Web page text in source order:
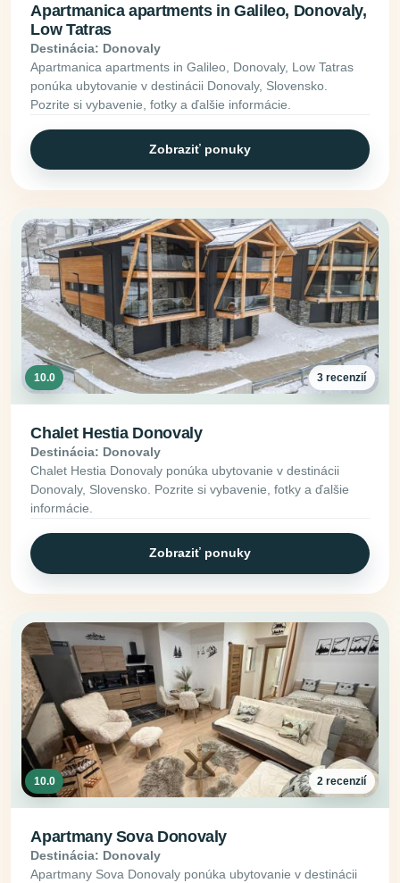
Apartmanica apartments in Galileo, Donovaly,
Low Tatras
Destinácia: Donovaly
Apartmanica apartments in Galileo, Donovaly, Low Tatras
ponúka ubytovanie v destinácii Donovaly, Slovensko.
Pozrite si vybavenie, fotky a ďalšie informácie.
Zobraziť ponuky
10.0 3 recenzií
Chalet Hestia Donovaly
Destinácia: Donovaly
Chalet Hestia Donovaly ponúka ubytovanie v destinácii
Donovaly, Slovensko. Pozrite si vybavenie, fotky a ďalšie
informácie.
Zobraziť ponuky
10.0 2 recenzií
Apartmany Sova Donovaly
Destinácia: Donovaly
Apartmany Sova Donovaly ponúka ubytovanie v destinácii